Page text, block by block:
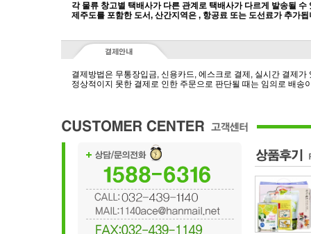
각 물류 창고별 택배사가 다른 관계로 택배사가 다르게 발송될 수
제주도를 포함한 도서, 산간지역은 , 항공료 또는 도선료가 추가됩
결제방법은 무통장입금, 신용카드, 에스크로 결제, 실시간 결제가
정상적이지 못한 결제로 인한 주문으로 판단될 때는 임의로 배송